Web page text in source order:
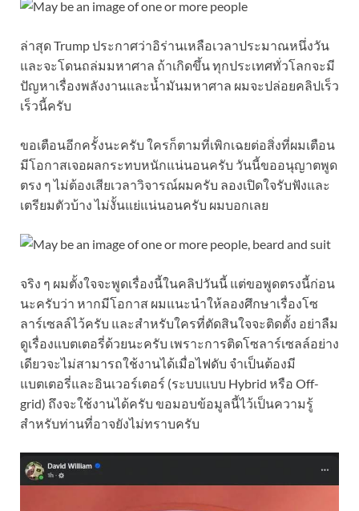
ล่าสุด Trump ประกาศว่าอิร่านเหลือเวลาประมาณหนึ่งวัน
และจะโดนถล่มมหาศาล ถ้าเกิดขึ้น ทุกประเทศทั่วโลกจะมี
ปัญหาเรื่องพลังงานและน้ำมันมหาศาล ผมจะปล่อยคลิปเร็ว
เร็วนี้ครับ
ขอเตือนอีกครั้งนะครับ ใครก็ตามที่เพิกเฉยต่อสิ่งที่ผมเตือน
มีโอกาสเจอผลกระทบหนักแน่นอนครับ วันนี้ขออนุญาตพูด
ตรง ๆ ไม่ต้องเสียเวลาวิจารณ์ผมครับ ลองเปิดใจรับฟังและ
เตรียมตัวบ้าง ไม่งั้นแย่แน่นอนครับ ผมบอกเลย
จริง ๆ ผมตั้งใจจะพูดเรื่องนี้ในคลิปวันนี้ แต่ขอพูดตรงนี้ก่อน
นะครับว่า หากมีโอกาส ผมแนะนำให้ลองศึกษาเรื่องโซ
ลาร์เซลล์ไว้ครับ และสำหรับใครที่ตัดสินใจจะติดตั้ง อย่าลืม
ดูเรื่องแบตเตอรี่ด้วยนะครับ เพราะการติดโซลาร์เซลล์อย่าง
เดียวจะไม่สามารถใช้งานได้เมื่อไฟดับ จำเป็นต้องมี
แบตเตอรี่และอินเวอร์เตอร์ (ระบบแบบ Hybrid หรือ Off-
grid) ถึงจะใช้งานได้ครับ ขอมอบข้อมูลนี้ไว้เป็นความรู้
สำหรับท่านที่อาจยังไม่ทราบครับ